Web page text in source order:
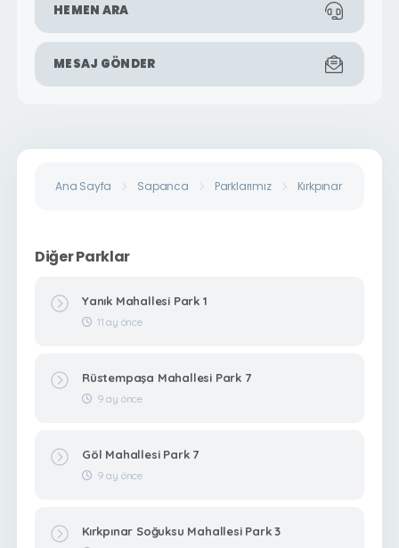
HEMEN ARA
MESAJ GÖNDER
Ana Sayfa Sapanca Parklarımız Kırkpınar
Diğer Parklar
Yanık Mahallesi Park 1
11 ay önce
Rüstempaşa Mahallesi Park 7
9 ay önce
Göl Mahallesi Park 7
9 ay önce
Kırkpınar Soğuksu Mahallesi Park 3